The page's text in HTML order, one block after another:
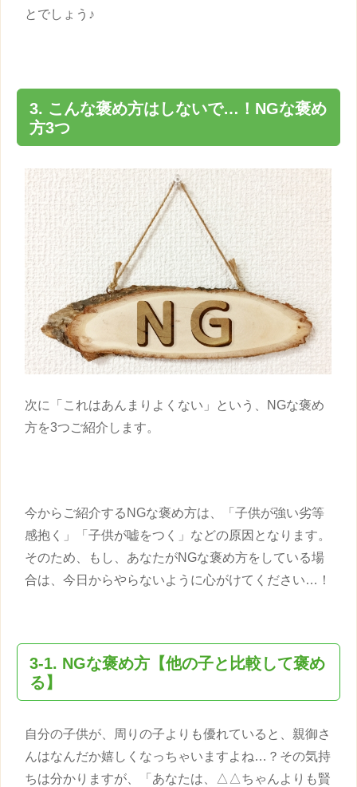
とでしょう♪
3. こんな褒め方はしないで…！NGな褒め
方3つ
次に「これはあんまりよくない」という、NGな褒め
方を3つご紹介します。
今からご紹介するNGな褒め方は、「 子供が強い劣等
感抱く」「 子供が嘘をつく」などの原因となります。
そのため、もし、あなたがNGな褒め方をしている場
合は、今日からやらないように心がけてください…！
3-1. NGな褒め方 【他の子と比較して褒め
る】
自分の子供が、周りの子よりも優れていると、親御さ
んはなんだか嬉しくなっちゃいますよね…？その気持
ちは分かりますが、「あなたは、△△ちゃんよりも賢